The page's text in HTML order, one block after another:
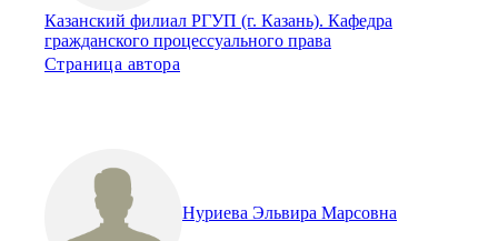
Казанский филиал РГУП (г. Казань). Кафедра
гражданского процессуального права
Страница автора
Нуриева Эльвира Марсовна